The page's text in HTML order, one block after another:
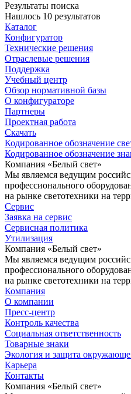
Результаты поиска
Нашлось 10 результатов
Каталог
Конфигуратор
Технические решения
Отраслевые решения
Поддержка
Учебный центр
Обзор нормативной базы
О конфигураторе
Партнеры
Проектная работа
Скачать
Кодированное обозначение
Кодированное обозначение
Компания «Белый свет»
Мы являемся ведущим
профессионального
на рынке светотехники на
Сервис
Заявка на сервис
Сервисная политика
Утилизация
Компания «Белый свет»
Мы являемся ведущим
профессионального
на рынке светотехники на
Компания
О компании
Пресс-центр
Контроль качества
Социальная ответственность
Товарные знаки
Экология и защита
Карьера
Контакты
Компания «Белый свет»